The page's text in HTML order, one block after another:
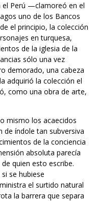
el Perú —clamoreó en el
uno de los Bancos
el principio, la colección
en turquesa,
de la iglesia de la
sólo una vez
demorado, una cabeza
adquirió la colección el
como una obra de arte,
mismo los acaecidos
de índole tan subversiva
de la conciencia
absoluta parecía
quien esto escribe.
se hubiese
el surtido natural
la barrera que separa